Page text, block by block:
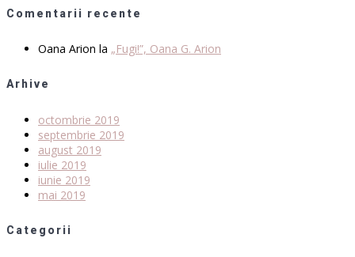
Comentarii recente
Oana Arion la „Fugi!”, Oana G. Arion
Arhive
octombrie 2019
septembrie 2019
august 2019
iulie 2019
iunie 2019
mai 2019
Categorii